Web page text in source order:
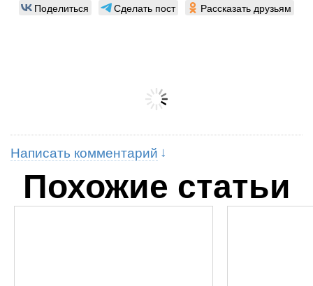
Поделиться Сделать пост Рассказать друзьям
Написать комментарий
Похожие статьи